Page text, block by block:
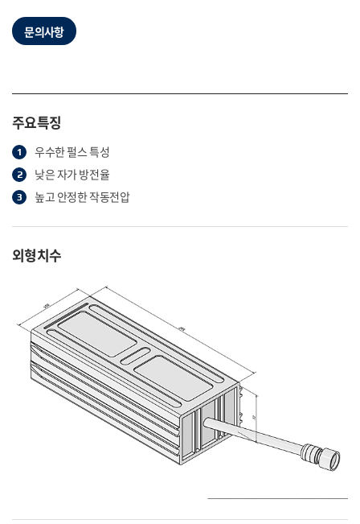
문의사항
주요특징
우수한 펄스 특성
낮은 자가 방전율
높고 안정한 작동전압
외형치수